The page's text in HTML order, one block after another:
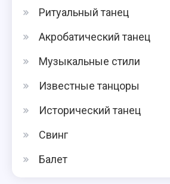
Ритуальный танец
Акробатический танец
Музыкальные стили
Известные танцоры
Исторический танец
Свинг
Балет